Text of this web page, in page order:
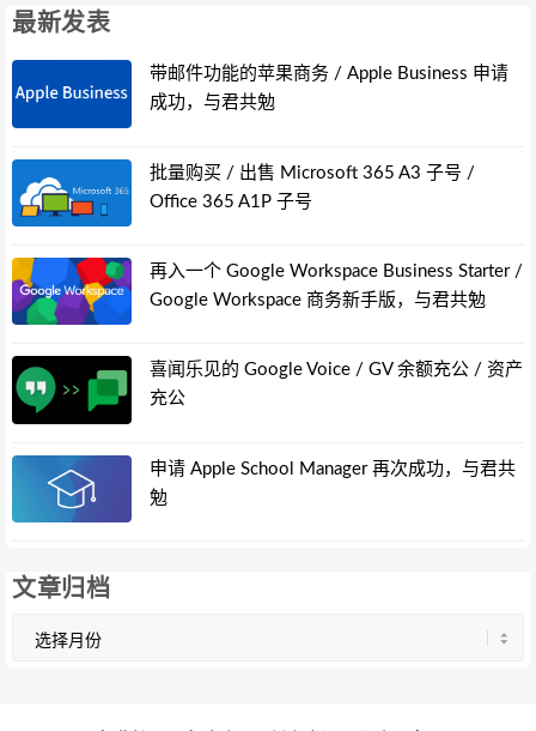
最新发表
带邮件功能的苹果商务 / Apple Business 申请
成功，与君共勉
批量购买 / 出售 Microsoft 365 A3 子号 /
Office 365 A1P 子号
再入一个 Google Workspace Business Starter /
Google Workspace 商务新手版，与君共勉
喜闻乐见的 Google Voice / GV 余额充公 / 资产
充公
申请 Apple School Manager 再次成功，与君共
勉
文章归档